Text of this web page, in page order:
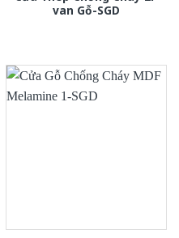
van Gỗ-SGD